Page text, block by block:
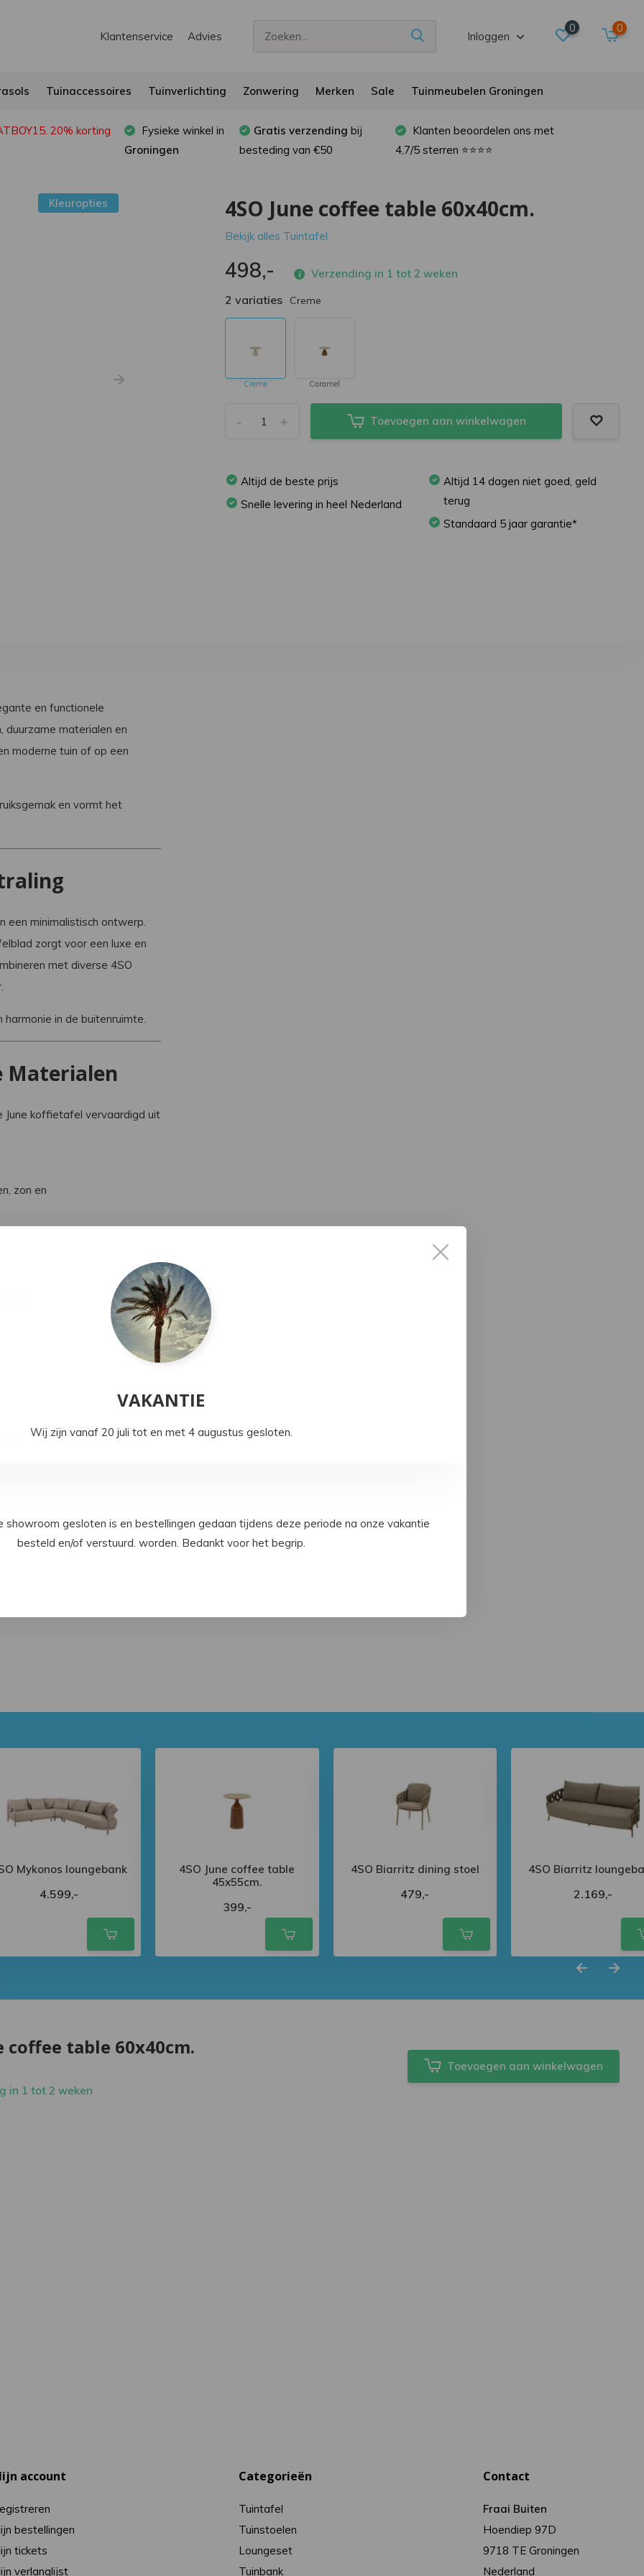
Klantenservice Advies Inloggen
0 0
Tuinaccessoires Tuinverlichting Zonwering Merken Sale Tuinmeubelen Groningen
20% korting
Fysieke winkel in
Groningen
Gratis verzending bij
besteding van €50
Klanten beoordelen ons met
4,7/5 sterren ⭐⭐⭐⭐
Kleuropties
4SO June coffee table 60x40cm.
Bekijk alles Tuintafel
498,- Verzending in 1 tot 2 weken
2 variaties Creme
Creme Caramel
+
- Toevoegen aan winkelwagen
Altijd de beste prijs
Snelle levering in heel Nederland
Altijd 14 dagen niet goed, geld
terug
Standaard 5 jaar garantie*
en functionele
materialen en
moderne tuin of op een
en vormt het
een minimalistisch ontwerp.
zorgt voor een luxe en
met diverse 4SO
in de buitenruimte.
Materialen
koffietafel vervaardigd uit
zon en
uitstraling.
hapjes of decoratieve
een gezellige avond met
Koffietafel?
aanvulling op jouw
Mykonos loungebank
4.599,-
4SO June coffee table
45x55cm.
399,-
4SO Biarritz dining stoel
479,-
4SO Biarritz
2.169,-
coffee table 60x40cm.
in 1 tot 2 weken
Toevoegen aan winkelwagen
account
bestellingen
tickets
verlanglijst
Categorieën
Tuintafel
Tuinstoelen
Loungeset
Tuinbank
Contact
Fraai Buiten
Hoendiep 97D
9718 TE Groningen
Nederland
VAKANTIE
Wij zijn vanaf 20 juli tot en met 4 augustus gesloten.
gesloten is en bestellingen gedaan tijdens deze periode na onze vakantie
besteld en/of verstuurd. worden. Bedankt voor het begrip.